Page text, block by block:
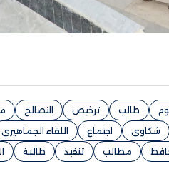
طالب ترخيص التصالح
شكاوى اجتماع اللقاء الجماهيري
مطالب تنفيذ طالبة